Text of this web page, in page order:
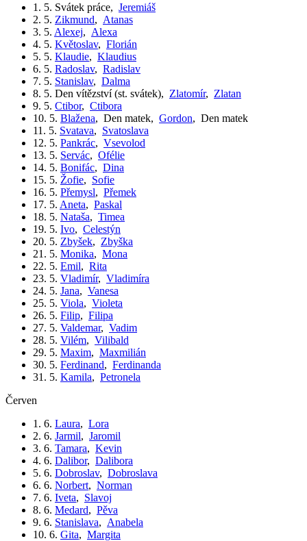
1. 5. Svátek práce, Jeremiáš
2. 5. Zikmund, Atanas
3. 5. Alexej, Alexa
4. 5. Květoslav, Florián
5. 5. Klaudie, Klaudius
6. 5. Radoslav, Radislav
7. 5. Stanislav, Dalma
8. 5. Den vítězství (st. svátek), Zlatomír, Zlatan
9. 5. Ctibor, Ctibora
10. 5. Blažena, Den matek, Gordon, Den matek
11. 5. Svatava, Svatoslava
12. 5. Pankrác, Vsevolod
13. 5. Servác, Ofélie
14. 5. Bonifác, Dina
15. 5. Žofie, Sofie
16. 5. Přemysl, Přemek
17. 5. Aneta, Paskal
18. 5. Nataša, Timea
19. 5. Ivo, Celestýn
20. 5. Zbyšek, Zbyška
21. 5. Monika, Mona
22. 5. Emil, Rita
23. 5. Vladimír, Vladimíra
24. 5. Jana, Vanesa
25. 5. Viola, Violeta
26. 5. Filip, Filipa
27. 5. Valdemar, Vadim
28. 5. Vilém, Vilibald
29. 5. Maxim, Maxmilián
30. 5. Ferdinand, Ferdinanda
31. 5. Kamila, Petronela
červen
1. 6. Laura, Lora
2. 6. Jarmil, Jaromil
3. 6. Tamara, Kevin
4. 6. Dalibor, Dalibora
5. 6. Dobroslav, Dobroslava
6. 6. Norbert, Norman
7. 6. Iveta, Slavoj
8. 6. Medard, Pěva
9. 6. Stanislava, Anabela
10. 6. Gita, Margita